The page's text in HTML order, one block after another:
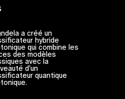
a créé un
hybride
qui combine les
des modèles
avec la
d'un
quantique